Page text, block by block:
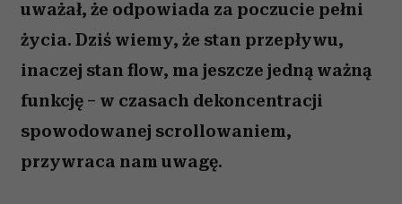
uważał, że odpowiada za poczucie pełni
życia. Dziś wiemy, że stan przepływu,
inaczej stan flow, ma jeszcze jedną ważną
funkcję – w czasach dekoncentracji
spowodowanej scrollowaniem,
przywraca nam uwagę.